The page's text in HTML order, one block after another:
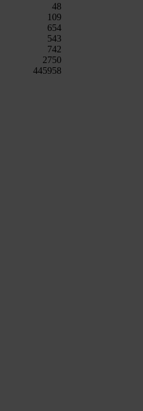
48
109
654
543
742
2750
445958